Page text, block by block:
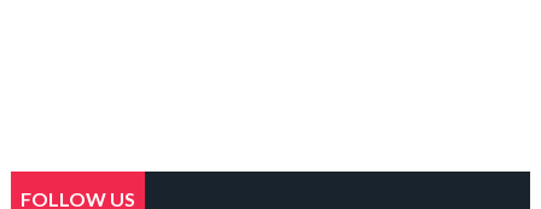
FOLLOW US